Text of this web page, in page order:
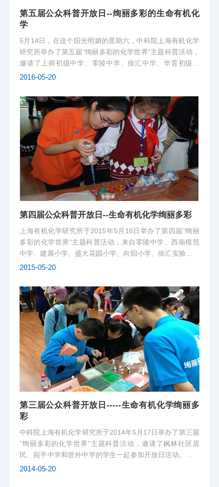
第五届公众科普开放日--绚丽多彩的生命有机化
学
5月14日，在这个阳光明媚的星期六，中科院上海有机化学
研究所举办了第五届“绚丽多彩的化学世界”主题科普活动，
邀请了上师初级中学、零陵中学、徐汇中学、华育初级中
学、复旦五浦汇实验学校、建襄小学和七宝外国语小学的同
彩的科普小实验，通过趣味的...
2016-05-20
第四届公众科普开放日--生命有机化学绚丽多彩
上海有机化学研究所于2015年5月16日举办了第四届“绚丽
多彩的化学世界”主题科普活动，来自零陵中学、西南模范
中学、建襄小学、盛大花园小学、向阳小学、徐汇实验小学
等上海地区中小学的同学及家长共600余人参加了本次开放
2015-05-20
第三届公众科普开放日-----生命有机化学绚丽多
彩
中科院上海有机化学研究所于2014年5月17日举办了第三届
“绚丽多彩的化学世界”主题科普活动，邀请了枫林社区居
民、宛平中学和世外中学的学生一起参加开放日活动。我室
安排了丰富精彩的科普小实验。
2014-05-20